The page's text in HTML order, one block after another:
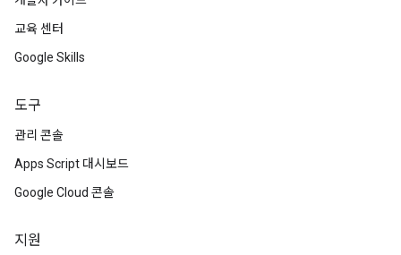
교육 센터
Google Skills
도구
관리 콘솔
Apps Script 대시보드
Google Cloud 콘솔
지원